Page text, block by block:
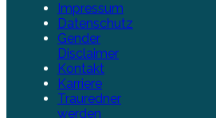
Impressum
Datenschutz
Gender
Disclaimer
Kontakt
Karriere
Trauredner
werden